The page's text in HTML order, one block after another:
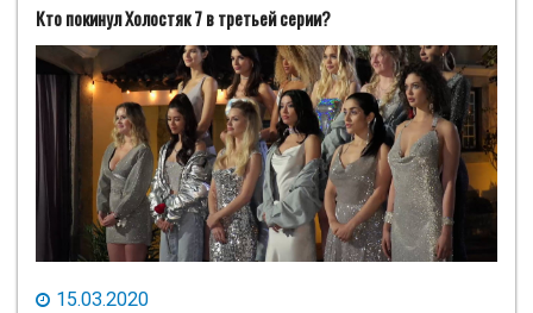
Кто покинул Холостяк 7 в третьей серии?
15.03.2020